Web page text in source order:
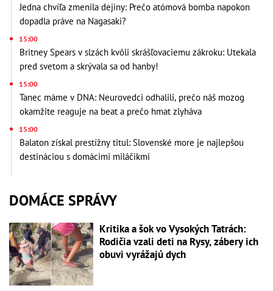
Jedna chvíľa zmenila dejiny: Prečo atómová bomba napokon
dopadla práve na Nagasaki?
15:00
Britney Spears v slzách kvôli skrášľovaciemu zákroku: Utekala
pred svetom a skrývala sa od hanby!
15:00
Tanec máme v DNA: Neurovedci odhalili, prečo náš mozog
okamžite reaguje na beat a prečo hmat zlyháva
15:00
Balaton získal prestížny titul: Slovenské more je najlepšou
destináciou s domácimi miláčikmi
DOMÁCE SPRÁVY
Kritika a šok vo Vysokých Tatrách:
Rodičia vzali deti na Rysy, zábery ich
obuvi vyrážajú dych